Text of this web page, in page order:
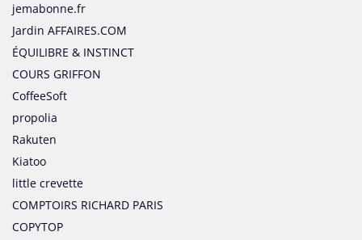
jemabonne.fr
Jardin AFFAIRES.COM
ÉQUILIBRE & INSTINCT
COURS GRIFFON
CoffeeSoft
propolia
Rakuten
Kiatoo
little crevette
COMPTOIRS RICHARD PARIS
COPYTOP